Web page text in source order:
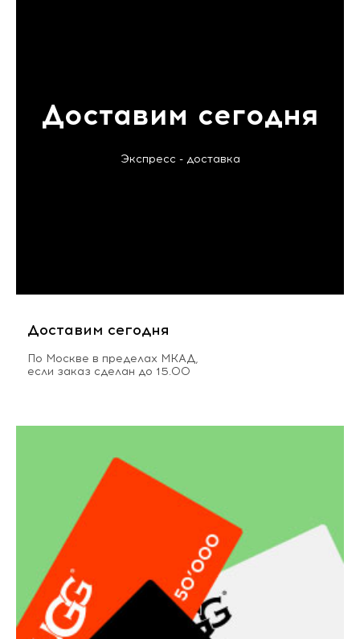
Доставим сегодня
Экспресс - доставка
Доставим сегодня
По Москве в пределах МКАД,
если заказ сделан до 15.00